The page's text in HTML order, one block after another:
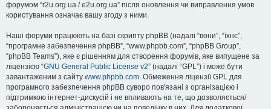
форумом “r2u.org.ua / e2u.org.ua” після оновлення чи виправлення умов
користування означає вашу згоду з ними.
Наші форуми працюють на базі скрипту phpBB (надалі “вони”, “їхнє”,
“програмне забезпечення phpBB”, “www.phpbb.com”, “phpBB Group”,
“phpBB Teams”), яке є рішенням для створення форумів, яке випущене за
ліцензією “GNU General Public License v2” (надалі “GPL”) і може бути
завантаженим з сайту www.phpbb.com. Обмеження ліцензії GPL для
програмного забезпечення phpBB суворо пов'язані з організацією і
підтримкою інтернет-дискусій і не впливають на те, що дозволяється/